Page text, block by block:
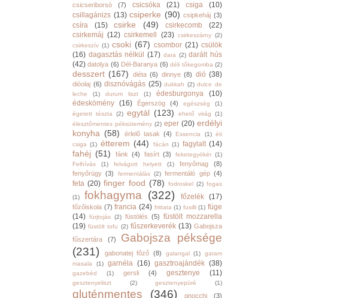
csicseriborsó (7) csicsóka (21) csiga
(10)
csillagánizs (13) csiperke (90) csipkeháj (3)
csíra (15) csirke (49) csirkecomb
(22)
csirkemáj (12) csirkemell (23) csirkeszárny (2)
csirkeszív (1) csoki (67) csombor (21) csülök
(16) dagasztás nélkül (17) dara (2) darált hús
(42) datolya (6) Dél-Baranya (6) déli tőkegomba (2)
desszert (167) diéta (6) dinnye (8) dió (38)
dióolaj (6) disznóvágás (25) dukkah (2) dulce de
leche
(1) durum liszt (1) édesburgonya
(10)
édeskömény (16) Égerszög (4) egészség
(1)
égetett tészta
(2) egytál (123) ehető virág
(1)
élesztőmentes péksütemény (2) eper (20) erdélyi
konyha (58) érlelő tasak (4) Essencia (1) éti
csiga (1) étterem (44) fácán (1) fagylalt (14)
fahéj (51) fánk (4) fasírt (3) feketegyökér (1)
Felhívás
(1) felvágott helyett (1) fenyőmag
(8)
fenyőrügy (3) fermentálás (2) fermentáló gép (4)
feta (20) finger food (78) fodroskel (2) fogas
(1)
fokhagyma (322) főzelék (17)
főzőiskola (7) francia (24) frittata (1) fusilli (1) füge
(14) fürjtojás (2) füstölés (5) füstölt mozzarella
(19) füstölt tofu (2) fűszerkeverék (13) Gabojsza
fűszertára
(7)
Gabojsza péksége
(231)
gabonatej főző (8) galangal (1)
garam
masala
(1) garnéla (16) gasztroajándék (38)
gazebéd (1) gersli (4) gesztenye (11)
gesztenyeliszt (2) gesztenyepüré (1)
gluténmentes (346) gnocchi (3)